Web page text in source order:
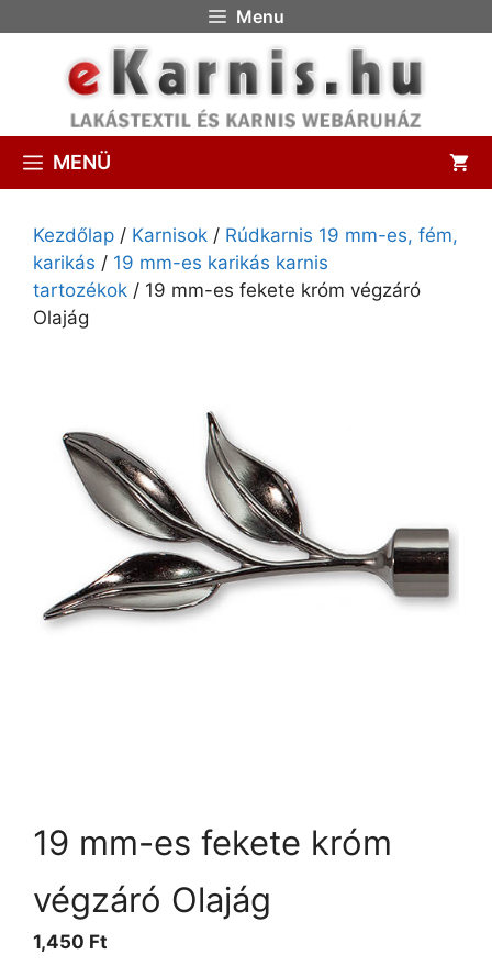
Menu
MENÜ
Kezdőlap / Karnisok / Rúdkarnis 19 mm-es, fém,
karikás / 19 mm-es karikás karnis
tartozékok / 19 mm-es fekete króm végzáró
Olajág
19 mm-es fekete króm
végzáró Olajág
1,450 Ft